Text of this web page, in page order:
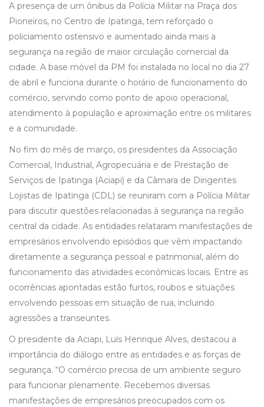
A presença de um ônibus da Polícia Militar na Praça dos
Pioneiros, no Centro de Ipatinga, tem reforçado o
policiamento ostensivo e aumentado ainda mais a
segurança na região de maior circulação comercial da
cidade. A base móvel da PM foi instalada no local no dia 27
de abril e funciona durante o horário de funcionamento do
comércio, servindo como ponto de apoio operacional,
atendimento à população e aproximação entre os militares
e a comunidade.
No fim do mês de março, os presidentes da Associação
Comercial, Industrial, Agropecuária e de Prestação de
Serviços de Ipatinga (Aciapi) e da Câmara de Dirigentes
Lojistas de Ipatinga (CDL) se reuniram com a Polícia Militar
para discutir questões relacionadas à segurança na região
central da cidade. As entidades relataram manifestações de
empresários envolvendo episódios que vêm impactando
diretamente a segurança pessoal e patrimonial, além do
funcionamento das atividades econômicas locais. Entre as
ocorrências apontadas estão furtos, roubos e situações
envolvendo pessoas em situação de rua, incluindo
agressões a transeuntes.
O presidente da Aciapi, Luís Henrique Alves, destacou a
importância do diálogo entre as entidades e as forças de
segurança. “O comércio precisa de um ambiente seguro
para funcionar plenamente. Recebemos diversas
manifestações de empresários preocupados com os